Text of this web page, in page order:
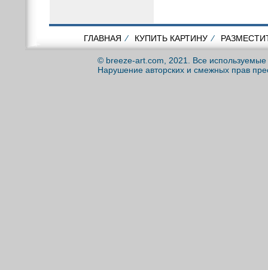
ГЛАВНАЯ ⁄ КУПИТЬ КАРТИНУ ⁄
© breeze-art.com, 2021. Все
Нарушение авторских и смежных прав